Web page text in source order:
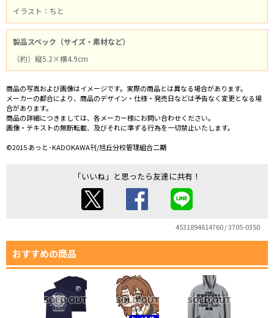
イラスト：ちと
製品スペック（サイズ・素材など）
（約）縦5.2×横4.9cm
商品の写真および画像はイメージです。実際の商品とは異なる場合があります。
メーカーの都合により、商品のデザイン・仕様・発売日などは予告なく変更となる場
合があります。
商品の詳細につきましては、各メーカー様にお問い合わせください。
画像・テキストの無断転載、及びそれに準ずる行為を一切禁止いたします。
©2015 あっと･KADOKAWA刊/旭丘分校管理組合二期
「いいね」と思ったら友達に共有！
4531894614760 / 3705-0350
おすすめの商品